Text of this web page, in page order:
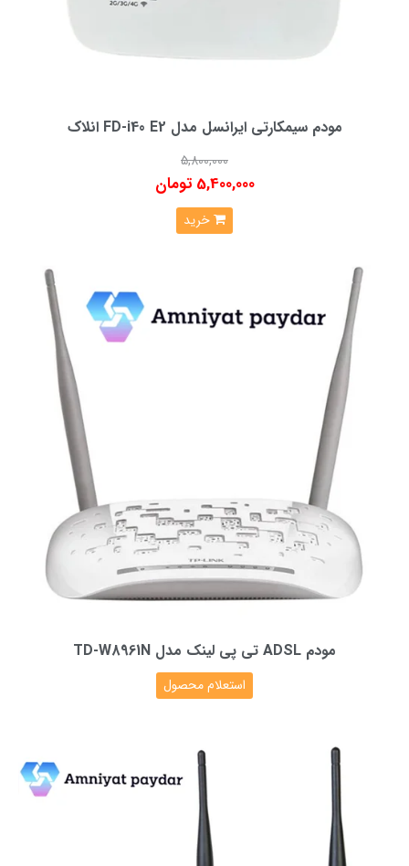
مودم سیمکارتی ایرانسل مدل FD-i40 E2 انلاک
5,800,000
5,400,000 تومان
مودم ADSL تی پی لینک مدل TD-W8961N
استعلام محصول